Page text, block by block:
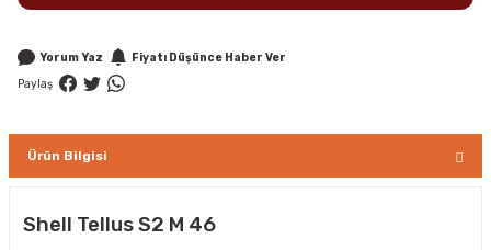
Yorum Yaz
Fiyatı Düşünce Haber Ver
Paylaş
Ürün Bilgisi
Shell Tellus S2 M 46